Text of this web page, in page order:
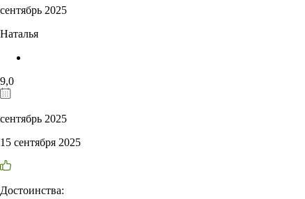
сентябрь 2025
Наталья
9,0
сентябрь 2025
15 сентября 2025
Достоинства: